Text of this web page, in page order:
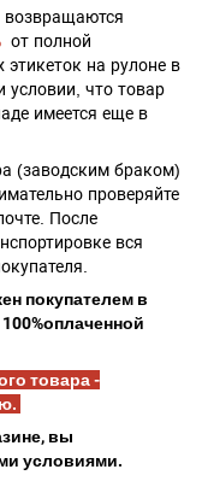
возвращаются
от полной
этикеток на рулоне в
условии, что товар
имеется еще в
(заводским браком)
проверяйте
После
вся
покупателем в
товара -
вы
условиями.